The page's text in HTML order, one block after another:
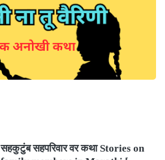
सहकुटुंब सहपरिवार वर कथा Stories on